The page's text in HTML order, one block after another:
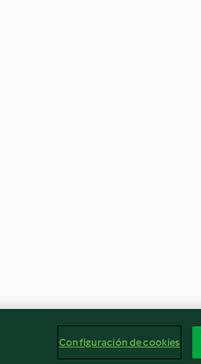
Configuración de cookies